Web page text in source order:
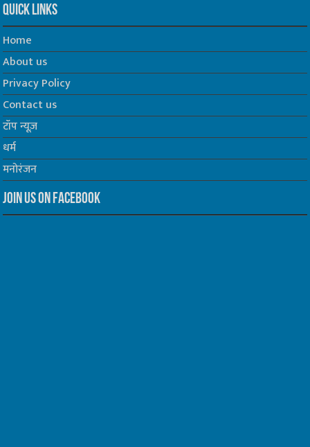
Quick Links
Home
About us
Privacy Policy
Contact us
टॉप न्यूज़
धर्म
मनोरंजन
Join us on Facebook